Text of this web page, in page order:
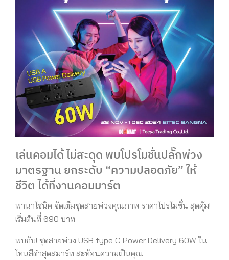
เล่นคอมได้ ไม่สะดุด พบโปรโมชั่นปลั๊กพ่วง
มาตรฐาน ยกระดับ “ความปลอดภัย”ให้
ชีวิต ได้ที่งานคอมมาร์ต
พานาโซนิค จัดเต็มชุดสายพ่วงคุณภาพ ราคาโปรโมชั่น สุดคุ้ม!
เริ่มต้นที่ 690 บาท
พบกับ! ชุดสายพ่วง USB type C Power Delivery 60W ใน
โทนสีดำสุดสมาร์ท สะท้อนความเป็นคุณ